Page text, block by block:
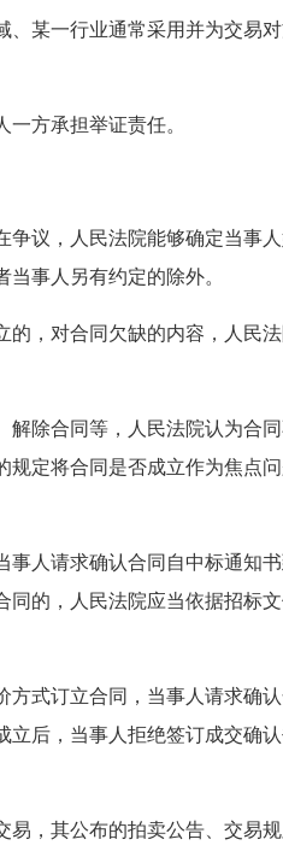
、某一行业通常采用并为交易
方承担举证责任。
议，人民法院能够确定当事
事人另有约定的除外。
的，对合同欠缺的内容，人民
解除合同等，人民法院认为合
规定将合同是否成立作为焦点
人请求确认合同自中标通知
同的，人民法院应当依据招标
方式订立合同，当事人请求确
立后，当事人拒绝签订成交确
易，其公布的拍卖公告、交易